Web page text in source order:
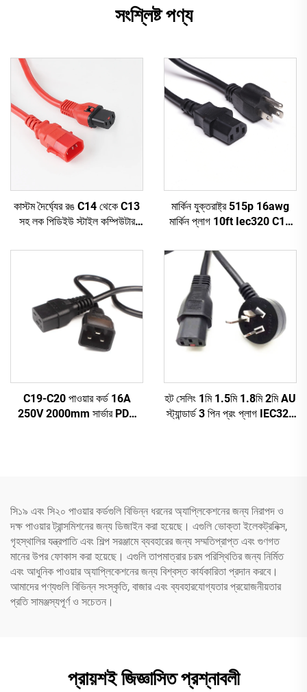
সংশ্লিষ্ট পণ্য
কাস্টম দৈর্ঘ্যের রঙ C14 থেকে C13
সহ লক পিডিইউ স্টাইল কম্পিউটার
মার্কিন যুক্তরাষ্ট্র 515p 16awg
মার্কিন প্লাগ 10ft Iec320 C13
কর্ড Nema 5-15p থেকে Iec
C13
C19-C20 পাওয়ার কর্ড 16A
250V 2000mm সার্ভার PDU
হট সেলিং 1মি 1.5মি 1.8মি 2মি AU
স্ট্যান্ডার্ড 3 পিন প্রং প্লাগ IEC320
সি১৯ এবং সি২০ পাওয়ার কর্ডগুলি বিভিন্ন ধরনের অ্যাপ্লিকেশনের জন্য নিরাপদ ও
দক্ষ পাওয়ার ট্রান্সমিশনের জন্য ডিজাইন করা হয়েছে। এগুলি ভোক্তা ইলেকট্রনিক্স,
গৃহস্থালির যন্ত্রপাতি এবং শিল্প সরঞ্জামে ব্যবহারের জন্য সম্মতিপ্রাপ্ত এবং গুণগত
মানের উপর ফোকাস করা হয়েছে। এগুলি তাপমাত্রার চরম পরিস্থিতির জন্য নির্মিত
এবং আধুনিক পাওয়ার অ্যাপ্লিকেশনের জন্য বিশ্বস্ত কার্যকারিতা প্রদান করবে।
আমাদের পণ্যগুলি বিভিন্ন সংস্কৃতি, বাজার এবং ব্যবহারযোগ্যতার প্রয়োজনীয়তার
প্রতি সামঞ্জস্যপূর্ণ ও সচেতন।
প্রায়শই জিজ্ঞাসিত প্রশ্নাবলী